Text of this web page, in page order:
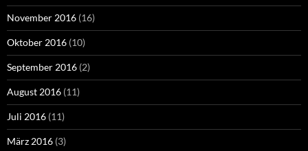
November 2016 (16)
Oktober 2016 (10)
September 2016 (2)
August 2016 (11)
Juli 2016 (11)
März 2016 (3)